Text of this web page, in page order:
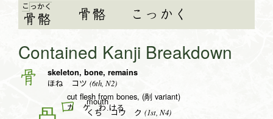
こ っ
骨
かく
骼 骨骼 こっかく
Contained Kanji Breakdown
骨 skeleton, bone, remains
ほね コツ (6th, N2)
cut flesh from bones, (剮 variant)
カ ケ わ.ける
口 mouth
くち コウ ク (1st, N4)